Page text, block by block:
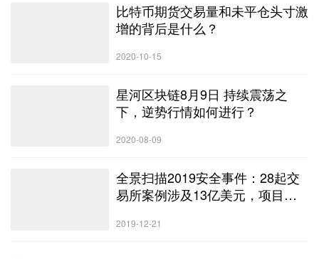
比特币期货交易量和未平仓头寸激
增的背后是什么？
2020-10-15
星河区块链8月9日 持续震荡之
下，逆势行情如何进行？
2020-08-09
全景扫描2019安全事件：28起交
易所案例涉及13亿美元，项目方
2019-12-21